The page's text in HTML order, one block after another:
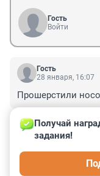
Гость
Войти
Гость
28 января, 16:07
Прошерстили
ОТВЕТИТЬ
Гость
и что штраф 2000
Получай
задания!